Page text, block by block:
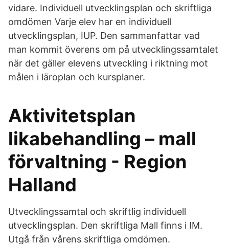
vidare. Individuell utvecklingsplan och skriftliga
omdömen Varje elev har en individuell
utvecklingsplan, IUP. Den sammanfattar vad
man kommit överens om på utvecklingssamtalet
när det gäller elevens utveckling i riktning mot
målen i läroplan och kursplaner.
Aktivitetsplan
likabehandling – mall
förvaltning - Region
Halland
Utvecklingssamtal och skriftlig individuell
utvecklingsplan. Den skriftliga Mall finns i IM.
Utgå från vårens skriftliga omdömen.